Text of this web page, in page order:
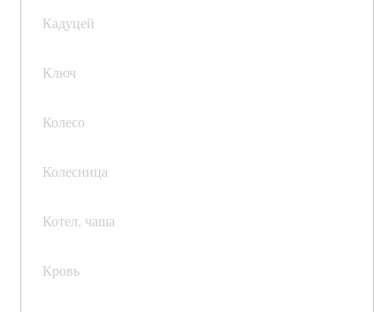
Кадуцей
Ключ
Колесо
Колесница
Котел, чаша
Кровь